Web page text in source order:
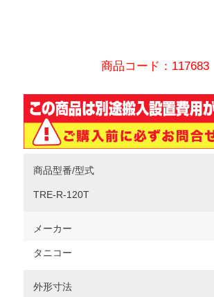
商品コード：117683
商品型番/型式
TRE-R-120T
メーカー
タニコー
外形寸法